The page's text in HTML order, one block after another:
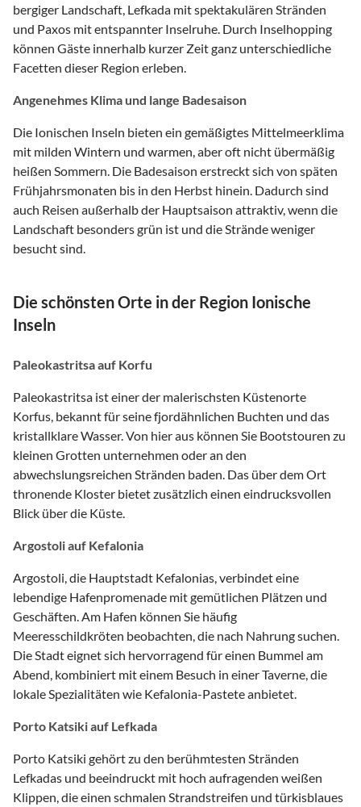
bergiger Landschaft, Lefkada mit spektakulären Stränden
und Paxos mit entspannter Inselruhe. Durch Inselhopping
können Gäste innerhalb kurzer Zeit ganz unterschiedliche
Facetten dieser Region erleben.
Angenehmes Klima und lange Badesaison
Die Ionischen Inseln bieten ein gemäßigtes Mittelmeerklima
mit milden Wintern und warmen, aber oft nicht übermäßig
heißen Sommern. Die Badesaison erstreckt sich von späten
Frühjahrsmonaten bis in den Herbst hinein. Dadurch sind
auch Reisen außerhalb der Hauptsaison attraktiv, wenn die
Landschaft besonders grün ist und die Strände weniger
besucht sind.
Die schönsten Orte in der Region Ionische
Inseln
Paleokastritsa auf Korfu
Paleokastritsa ist einer der malerischsten Küstenorte
Korfus, bekannt für seine fjordähnlichen Buchten und das
kristallklare Wasser. Von hier aus können Sie Bootstouren zu
kleinen Grotten unternehmen oder an den
abwechslungsreichen Stränden baden. Das über dem Ort
thronende Kloster bietet zusätzlich einen eindrucksvollen
Blick über die Küste.
Argostoli auf Kefalonia
Argostoli, die Hauptstadt Kefalonias, verbindet eine
lebendige Hafenpromenade mit gemütlichen Plätzen und
Geschäften. Am Hafen können Sie häufig
Meeresschildkröten beobachten, die nach Nahrung suchen.
Die Stadt eignet sich hervorragend für einen Bummel am
Abend, kombiniert mit einem Besuch in einer Taverne, die
lokale Spezialitäten wie Kefalonia-Pastete anbietet.
Porto Katsiki auf Lefkada
Porto Katsiki gehört zu den berühmtesten Stränden
Lefkadas und beeindruckt mit hoch aufragenden weißen
Klippen, die einen schmalen Strandstreifen und türkisblaues